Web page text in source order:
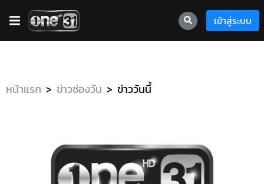
เข้าสู่ระบบ
หน้าแรก ข่าวช่องวัน ข่าววันนี้